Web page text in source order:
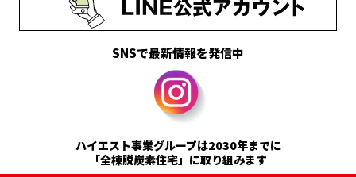
SNSで最新情報を発信中
ハイエスト事業グループは2030年までに
「全棟脱炭素住宅」に取り組みます